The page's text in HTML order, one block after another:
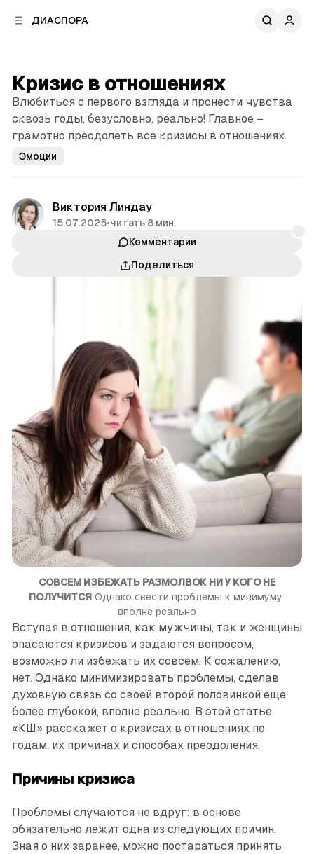
ДИАСПОРА
Кризис в отношениях
Влюбиться с первого взгляда и пронести чувства
сквозь годы, безусловно, реально! Главное –
грамотно преодолеть все кризисы в отношениях.
Эмоции
Виктория Линдау
15.07.2025•читать 8 мин.
Комментарии
Поделиться
СОВСЕМ ИЗБЕЖАТЬ РАЗМОЛВОК НИ У КОГО НЕ
ПОЛУЧИТСЯ Однако свести проблемы к минимуму
вполне реально
Вступая в отношения, как мужчины, так и женщины
опасаются кризисов и задаются вопросом,
возможно ли избежать их совсем. К сожалению,
нет. Однако минимизировать проблемы, сделав
духовную связь со своей второй половинкой еще
более глубокой, вполне реально. В этой статье
«КШ» расскажет о кризисах в отношениях по
годам, их причинах и способах преодоления.
Причины кризиса
Проблемы случаются не вдруг: в основе
обязательно лежит одна из следующих причин.
Зная о них заранее, можно постараться принять